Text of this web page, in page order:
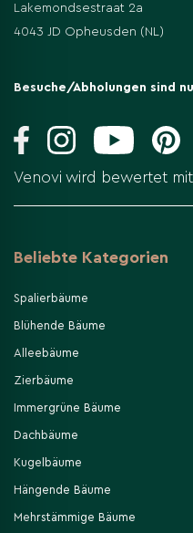
Lakemondsestraat 2a
4043 JD Opheusden (NL)
Besuche/Abholungen sind
Venovi wird bewertet
Beliebte Kategorien
Spalierbäume
Blühende Bäume
Alleebäume
Zierbäume
Immergrüne Bäume
Dachbäume
Kugelbäume
Hängende Bäume
Mehrstämmige Bäume